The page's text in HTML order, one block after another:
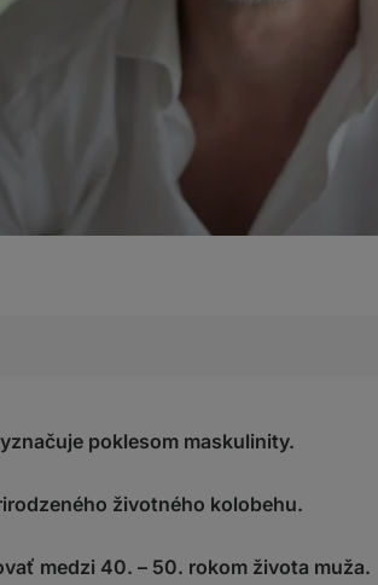
mužom prekážajú a chcú ich aktívne riešiť
starnutie
poklesom maskulinity.
životného kolobehu.
medzi 40. – 50. rokom života muža.